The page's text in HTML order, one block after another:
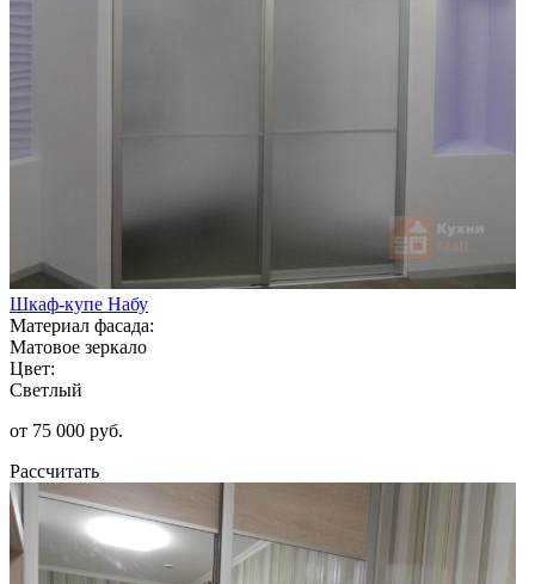
Шкаф-купе Набу
Материал фасада:
Матовое зеркало
Цвет:
Светлый
от 75 000 руб.
Рассчитать